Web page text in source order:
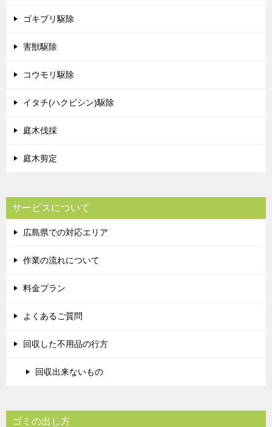
ゴキブリ駆除
害獣駆除
コウモリ駆除
イタチ(ハクビシン)駆除
庭木伐採
庭木剪定
サービスについて
広島県での対応エリア
作業の流れについて
料金プラン
よくあるご質問
回収した不用品の行方
回収出来ないもの
ゴミの出し方